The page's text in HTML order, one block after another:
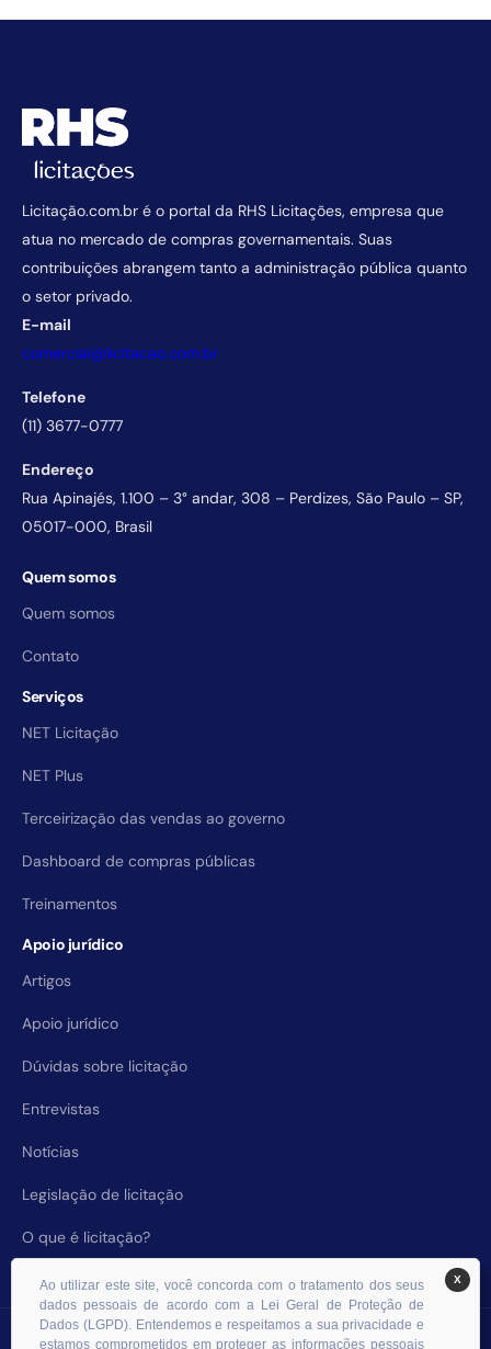
Licitação.com.br é o portal da RHS Licitações, empresa que
atua no mercado de compras governamentais. Suas
contribuições abrangem tanto a administração pública quanto
o setor privado.
E-mail
comercial@licitacao.com.br
Telefone
(11) 3677-0777
Endereço
Rua Apinajés, 1.100 – 3° andar, 308 – Perdizes, São Paulo – SP,
05017-000, Brasil
Quem somos
Quem somos
Contato
Serviços
NET Licitação
NET Plus
Terceirização das vendas ao governo
Dashboard de compras públicas
Treinamentos
Apoio jurídico
Artigos
Apoio jurídico
Dúvidas sobre licitação
Entrevistas
Notícias
Legislação de licitação
O que é licitação?
© 2026 RHS Licitações. Todos os direitos reservados.
X
Ao utilizar este site, você concorda com o tratamento dos seus
dados pessoais de acordo com a Lei Geral de Proteção de
Dados (LGPD). Entendemos e respeitamos a sua privacidade e
estamos comprometidos em proteger as informações pessoais